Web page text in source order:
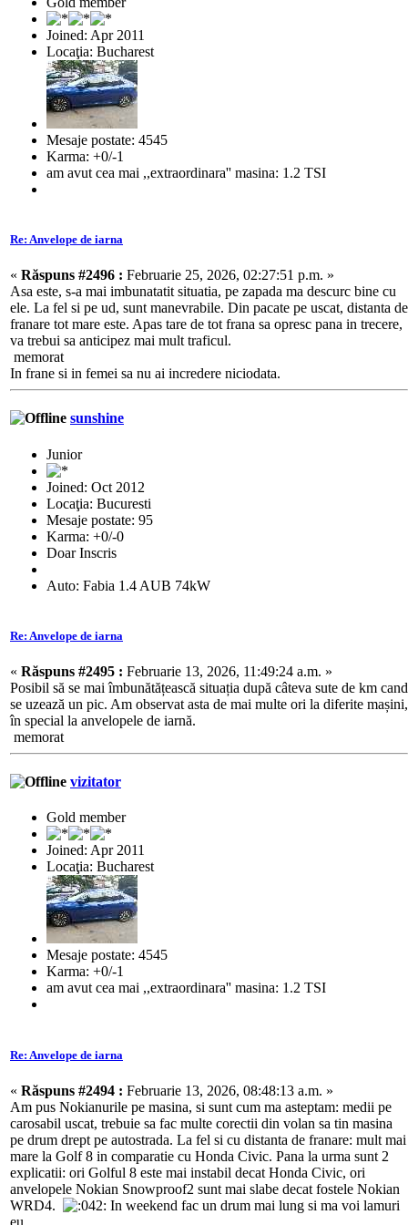
Joined: Apr 2011
Locaţia: Bucharest
Mesaje postate: 4545
Karma: +0/-1
am avut cea mai ,,extraordinara'' masina: 1.2 TSI
Re: Anvelope de iarna
« Răspuns #2496 : Februarie 25, 2026, 02:27:51 p.m. »
Asa este, s-a mai imbunatatit situatia, pe zapada ma descurc bine cu
ele. La fel si pe ud, sunt manevrabile. Din pacate pe uscat, distanta de
franare tot mare este. Apas tare de tot frana sa opresc pana in trecere,
va trebui sa anticipez mai mult traficul.
memorat
In frane si in femei sa nu ai incredere niciodata.
sunshine
Junior
Joined: Oct 2012
Locaţia: Bucuresti
Mesaje postate: 95
Karma: +0/-0
Doar Inscris
Auto: Fabia 1.4 AUB 74kW
Re: Anvelope de iarna
« Răspuns #2495 : Februarie 13, 2026, 11:49:24 a.m. »
Posibil să se mai îmbunătățească situația după câteva sute de km cand
se uzează un pic. Am observat asta de mai multe ori la diferite mașini,
în special la anvelopele de iarnă.
memorat
vizitator
Gold member
Joined: Apr 2011
Locaţia: Bucharest
Mesaje postate: 4545
Karma: +0/-1
am avut cea mai ,,extraordinara'' masina: 1.2 TSI
Re: Anvelope de iarna
« Răspuns #2494 : Februarie 13, 2026, 08:48:13 a.m. »
Am pus Nokianurile pe masina, si sunt cum ma asteptam: medii pe
carosabil uscat, trebuie sa fac multe corectii din volan sa tin masina
pe drum drept pe autostrada. La fel si cu distanta de franare: mult mai
mare la Golf 8 in comparatie cu Honda Civic. Pana la urma sunt 2
explicatii: ori Golful 8 este mai instabil decat Honda Civic, ori
anvelopele Nokian Snowproof2 sunt mai slabe decat fostele Nokian
WRD4.
In weekend fac un drum mai lung si ma voi lamuri
eu.